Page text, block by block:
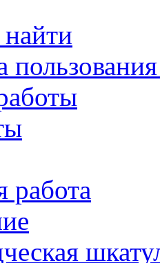
работа